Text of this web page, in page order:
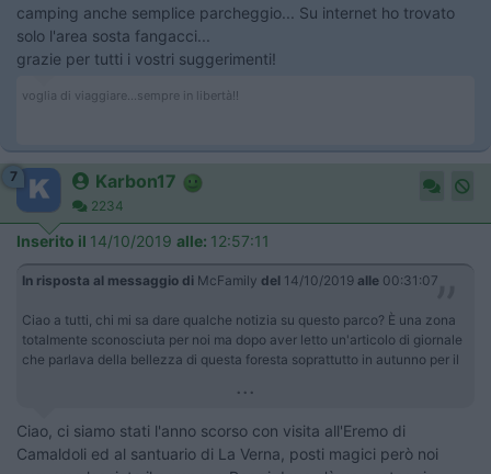
camping anche semplice parcheggio... Su internet ho trovato
solo l'area sosta fangacci...
grazie per tutti i vostri suggerimenti!
voglia di viaggiare...sempre in libertà!!
7 Karbon17
2234
Inserito il 14/10/2019 alle: 12:57:11
In risposta al messaggio di McFamily del 14/10/2019 alle 00:31:07
Ciao a tutti, chi mi sa dare qualche notizia su questo parco? È una zona
totalmente sconosciuta per noi ma dopo aver letto un'articolo di giornale
che parlava della bellezza di questa foresta soprattutto in autunno per il
...
Ciao, ci siamo stati l'anno scorso con visita all'Eremo di
Camaldoli ed al santuario di La Verna, posti magici però noi